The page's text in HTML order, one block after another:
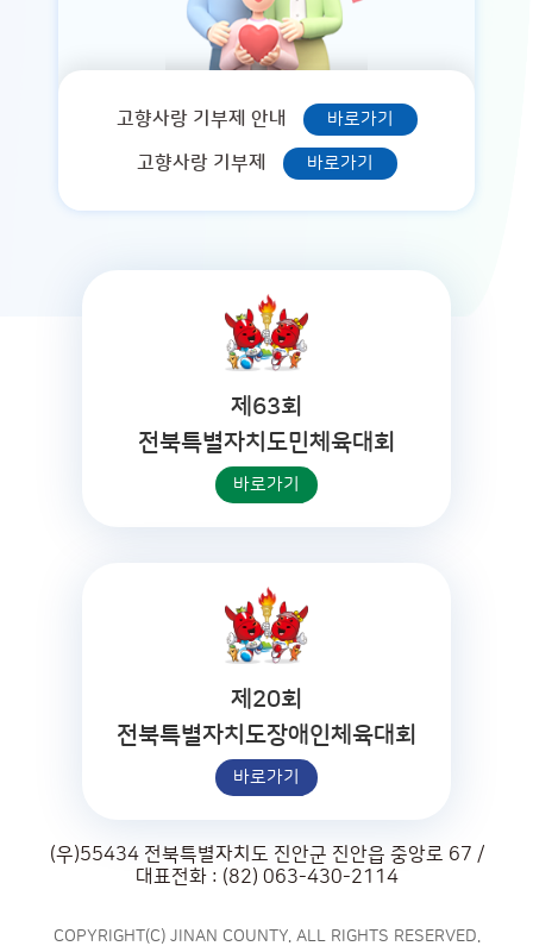
고향사랑 기부제 안내 바로가기
고향사랑 기부제 바로가기
제63회
전북특별자치도민체육대회
바로가기
제20회
전북특별자치도장애인체육대회
바로가기
(우)55434 전북특별자치도 진안군 진안읍 중앙로 67 /
대표전화 : (82) 063-430-2114
COPYRIGHT(C) JINAN COUNTY. ALL RIGHTS RESERVED.